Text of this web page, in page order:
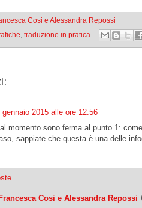
Cosi e Alessandra Repossi
traduzione in pratica
gennaio 2015 alle ore 12:56
momento sono ferma al punto 1:
sappiate che questa è una delle
Francesca Cosi e Alessandra Repossi